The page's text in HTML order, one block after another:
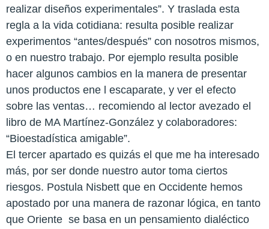
realizar diseños experimentales”. Y traslada esta
regla a la vida cotidiana: resulta posible realizar
experimentos “antes/después” con nosotros mismos,
o en nuestro trabajo. Por ejemplo resulta posible
hacer algunos cambios en la manera de presentar
unos productos ene l escaparate, y ver el efecto
sobre las ventas… recomiendo al lector avezado el
libro de MA Martínez-González y colaboradores:
“Bioestadística amigable”.
El tercer apartado es quizás el que me ha interesado
más, por ser donde nuestro autor toma ciertos
riesgos. Postula Nisbett que en Occidente hemos
apostado por una manera de razonar lógica, en tanto
que Oriente se basa en un pensamiento dialéctico